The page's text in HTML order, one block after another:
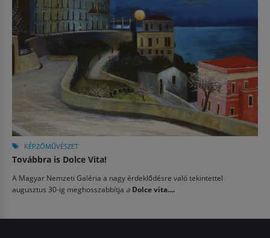
KÉPZŐMŰVÉSZET
Továbbra is Dolce Vita!
A Magyar Nemzeti Galéria a nagy érdeklődésre való tekintettel
augusztus 30-ig meghosszabbítja a Dolce vita....